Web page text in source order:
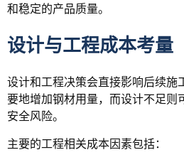
和稳定的产品质量。
设计与工程成本考量
设计和工程决策会直接影响后续施
要地增加钢材用量，而设计不足则
安全风险。
主要的工程相关成本因素包括：